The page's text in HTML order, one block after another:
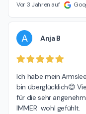
Vor 3 Jahren auf
A Anja B
Ich habe mein
bin überglücklich😊
für die sehr
IMMER  wohl gefühlt.